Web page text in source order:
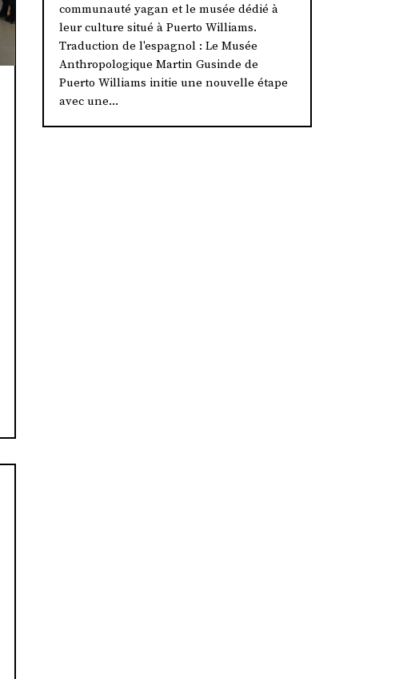
communauté yagan et le musée dédié à
leur culture situé à Puerto Williams.
Traduction de l'espagnol : Le Musée
Anthropologique Martin Gusinde de
Puerto Williams initie une nouvelle étape
avec une...